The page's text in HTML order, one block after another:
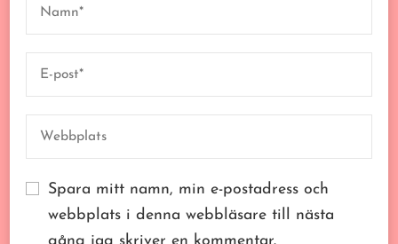
Spara mitt namn, min e-postadress och
webbplats i denna webbläsare till nästa